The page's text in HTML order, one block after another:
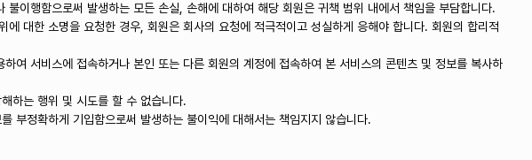
이행함으로써 발생하는 모든 손실, 손해에 대하여 해당 회원은 귀책 범위 내에서 책임을 부담합니다.
대한 소명을 요청한 경우, 회원은 회사의 요청에 적극적이고 성실하게 응해야 합니다. 회원의 합리적
비스에 접속하거나 본인 또는 다른 회원의 계정에 접속하여 본 서비스의 콘텐츠 및 정보를 복사하
하는 행위 및 시도를 할 수 없습니다.
부정확하게 기입함으로써 발생하는 불이익에 대해서는 책임지지 않습니다.